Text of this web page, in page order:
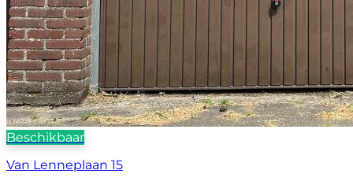
Beschikbaar
Van Lenneplaan 15